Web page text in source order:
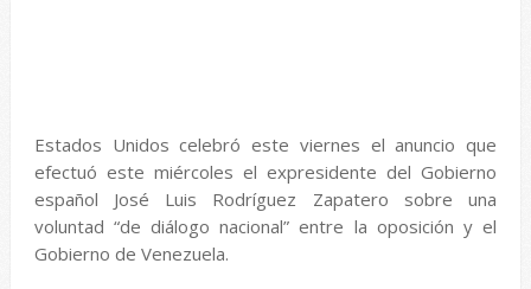
Estados Unidos celebró este viernes el anuncio que
efectuó este miércoles el expresidente del Gobierno
español José Luis Rodríguez Zapatero sobre una
voluntad “de diálogo nacional” entre la oposición y el
Gobierno de Venezuela.